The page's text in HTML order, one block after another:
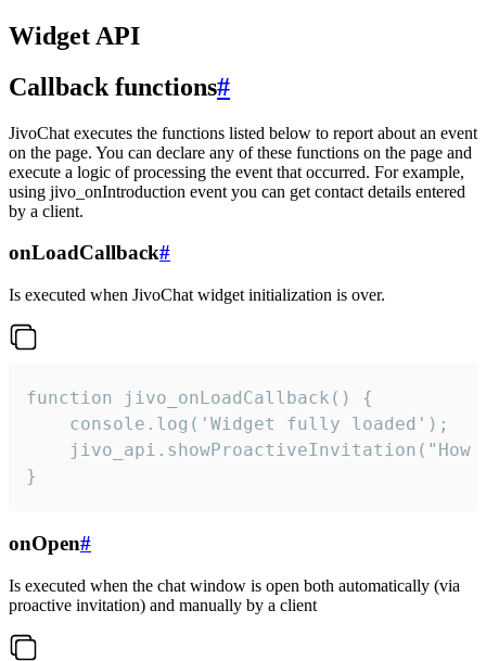
Widget API
Callback functions#
JivoChat executes the functions listed below to report about an event
on the page. You can declare any of these functions on the page and
execute a logic of processing the event that occurred. For example,
using jivo_onIntroduction event you can get contact details entered
by a client.
onLoadCallback#
Is executed when JivoChat widget initialization is over.
function jivo_onLoadCallback() {
    console.log('Widget fully loaded');
jivo_api.showProactiveInvitation("How
}
onOpen#
Is executed when the chat window is open both automatically (via
proactive invitation) and manually by a client